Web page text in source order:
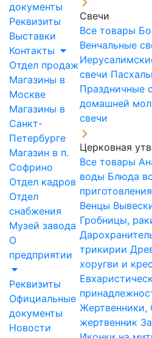
документы
Реквизиты
Выставки
Контакты
Отдел продаж
Магазины в
Москве
Магазины в
Санкт-
Петербурге
Магазин в п.
Софрино
Отдел кадров
Отдел
снабжения
Музей завода
О
предприятии
Реквизиты
Официальные
документы
Новости
Свечи
Все товары
Венчальные
свечи
Праздничные
домашней
свечи
Церковная
Все товары
воды Блюда
Венцы
Гробницы,
трикирии
хоругви и
Жертвенники,
жертвенник